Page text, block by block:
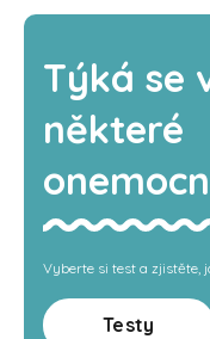
Týká se
některé
Vyberte si test a zjistěte,
Testy